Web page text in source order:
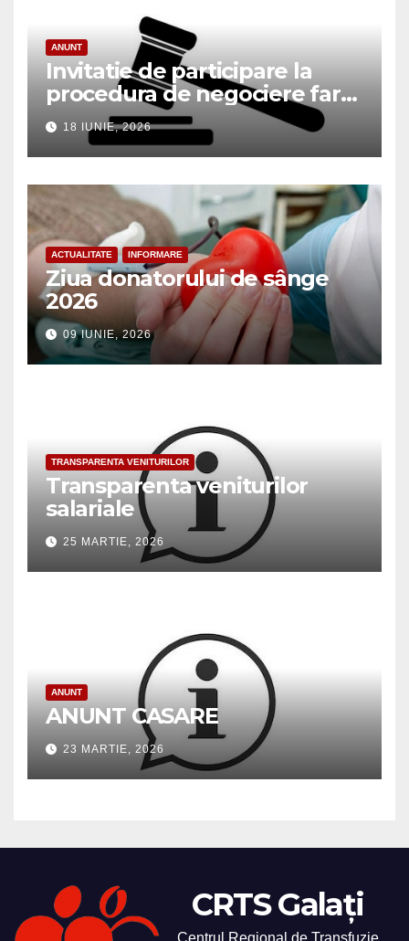
ANUNT
Invitatie de participare la
procedura de negociere fara
publicare prealabila
18 IUNIE, 2026
ACTUALITATE INFORMARE
Ziua donatorului de sânge
2026
09 IUNIE, 2026
TRANSPARENTA VENITURILOR
Transparenta veniturilor
salariale
25 MARTIE, 2026
ANUNT
ANUNT CASARE
23 MARTIE, 2026
CRTS Galați
Centrul Regional de Transfuzie